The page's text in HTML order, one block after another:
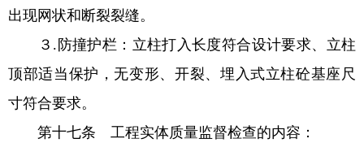
出现网状和断裂裂缝。
３.防撞护栏：立柱打入长度符合设计要求、立柱
顶部适当保护，无变形、开裂、埋入式立柱砼基座尺
寸符合要求。
第十七条 工程实体质量监督检查的内容：